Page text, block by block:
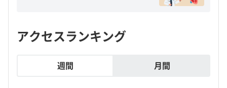
アクセスランキング
週間 月間